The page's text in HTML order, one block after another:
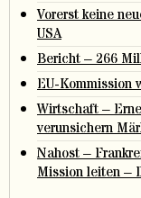
Vorerst keine
USA
Bericht – 266
EU-Kommission
Wirtschaft –
verunsichern
Nahost –
Mission leiten –